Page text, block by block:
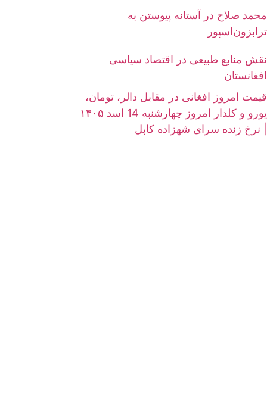
محمد صلاح در آستانه پیوستن به
ترابزون‌اسپور
نقش منابع طبیعی در اقتصاد سیاسی
افغانستان
قیمت امروز افغانی در مقابل دالر، تومان،
یورو و کلدار امروز چهارشنبه 14 اسد ۱۴۰۵
| نرخ زنده سرای شهزاده کابل